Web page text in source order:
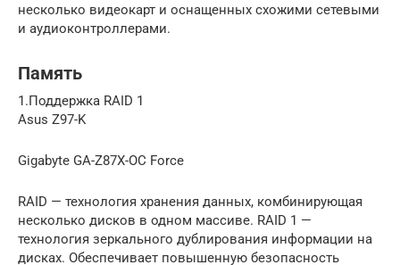
несколько видеокарт и оснащенных схожими сетевыми
и аудиоконтроллерами.
Память
1.Поддержка RAID 1
Asus Z97-K
Gigabyte GA-Z87X-OC Force
RAID — технология хранения данных, комбинирующая
несколько дисков в одном массиве. RAID 1 —
технология зеркального дублирования информации на
дисках. Обеспечивает повышенную безопасность